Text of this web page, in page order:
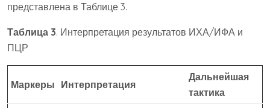
представлена в Таблице 3.
Таблица 3. Интерпретация результатов ИХА/ИФА и
ПЦР
Маркеры Интерпретация
Дальнейшая
тактика